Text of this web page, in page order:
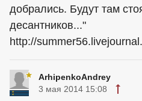
добрались. Будут там
десантников..."
http://
ArhipenkoAndrey
3 мая 2014 15:08